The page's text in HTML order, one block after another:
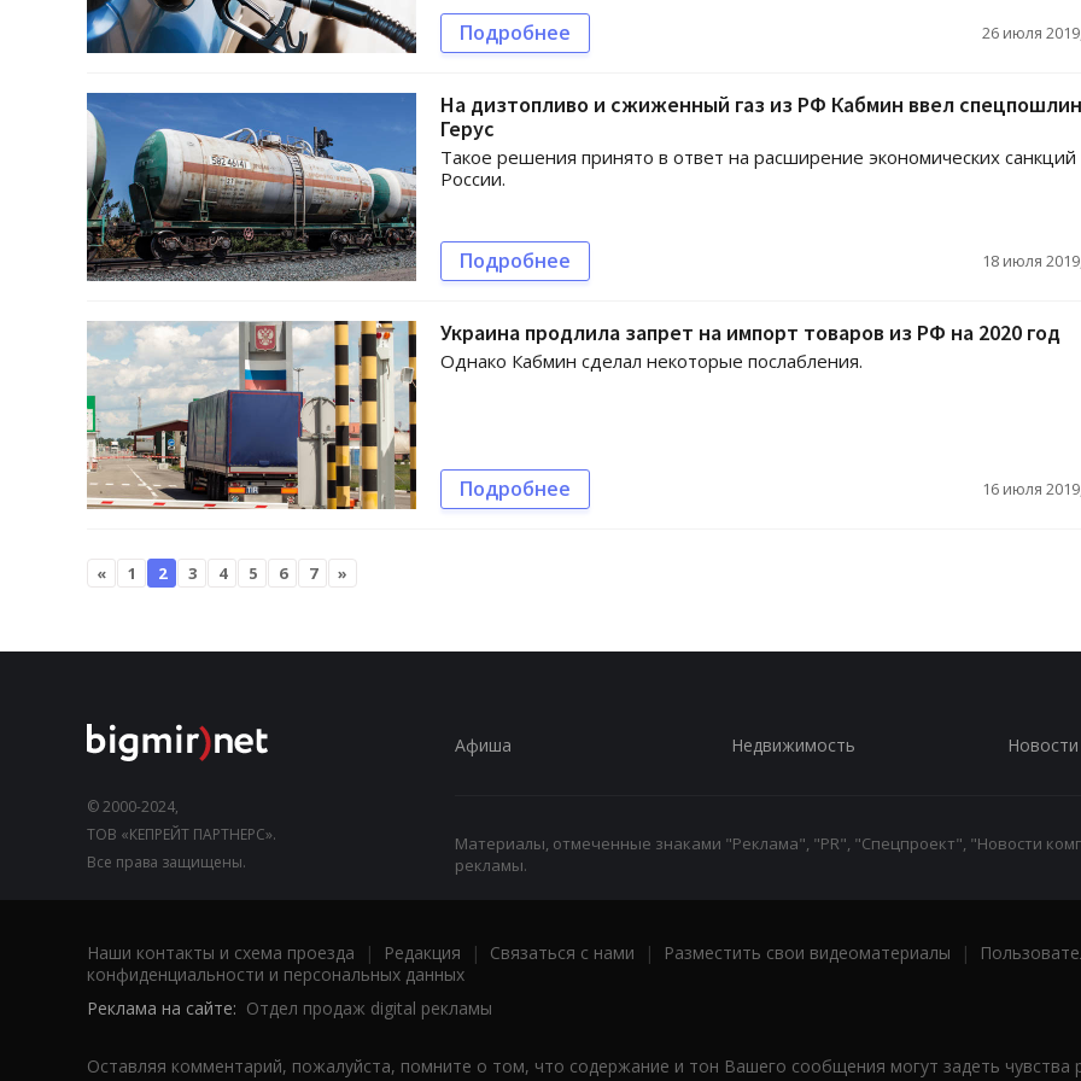
Подробнее 26 июля
На дизтопливо и сжиженный газ из РФ Кабмин ввел
Герус
Такое решения принято в ответ на расширение экономических санкций
России.
Подробнее 18 июля
Украина продлила запрет на импорт товаров из РФ на 2020 год
Однако Кабмин сделал некоторые послабления.
Подробнее 16 июля
« 1 2 3 4 5 6 7 »
© 2000-2024,
ТОВ «КЕПРЕЙТ ПАРТНЕРС».
Все права защищены.
Афиша Недвижимость Новости
Материалы, отмеченные знаками "Реклама", "PR", "Спецпроект", "Новости
рекламы.
Наши контакты и схема проезда | Редакция | Связаться с нами | Разместить свои видеоматериалы |
конфиденциальности и персональных данных
Реклама на сайте: Отдел продаж digital рекламы
Оставляя комментарий, пожалуйста, помните о том, что содержание и тон Вашего сообщения могут задеть чувства